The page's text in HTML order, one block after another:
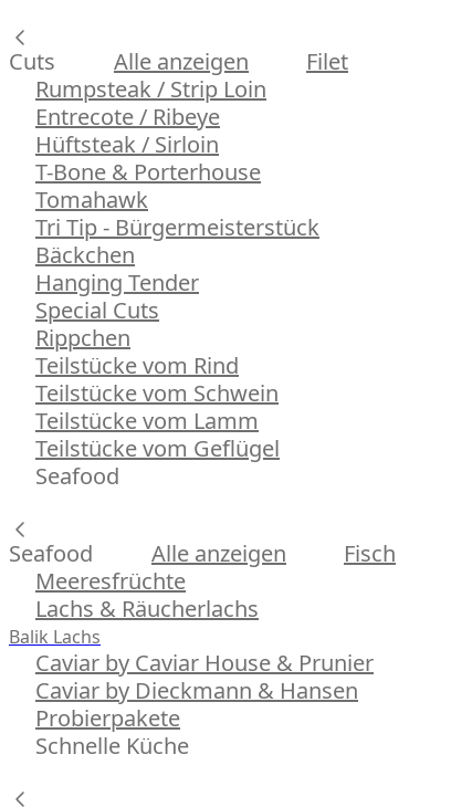
Cuts Alle anzeigen
Filet
Rumpsteak / Strip Loin
Entrecote / Ribeye
Hüftsteak / Sirloin
T-Bone & Porterhouse
Tomahawk
Tri Tip - Bürgermeisterstück
Bäckchen
Hanging Tender
Special Cuts
Rippchen
Teilstücke vom Rind
Teilstücke vom Schwein
Teilstücke vom Lamm
Teilstücke vom Geflügel
Seafood
Seafood Alle anzeigen
Fisch
Meeresfrüchte
Lachs & Räucherlachs
Balik Lachs
Caviar by Caviar House & Prunier
Caviar by Dieckmann & Hansen
Probierpakete
Schnelle Küche